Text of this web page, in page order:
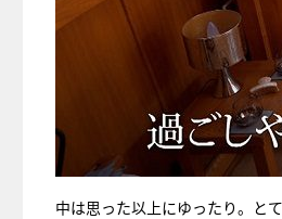
中は思った以上にゆったり。と